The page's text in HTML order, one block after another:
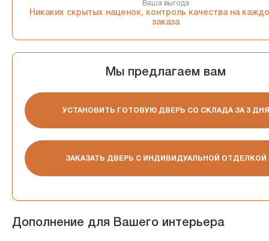
Ваша выгода
Никаких скрытых наценок, контроль качества на
заказа
Мы предлагаем вам
УСТАНОВИТЬ ГОТОВУЮ ДВЕРЬ СО СКЛАДА ЗА 3 ДНЯ
ЗАКАЗАТЬ ДВЕРЬ С ИНДИВИДУАЛЬНОЙ ОТДЕЛКОЙ
Дополнение для Вашего интерьера